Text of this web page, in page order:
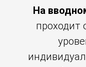
На
проходит